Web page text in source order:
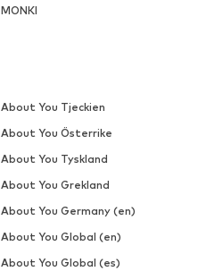
MONKI
About You Tjeckien
About You Österrike
About You Tyskland
About You Grekland
About You Germany (en)
About You Global (en)
About You Global (es)